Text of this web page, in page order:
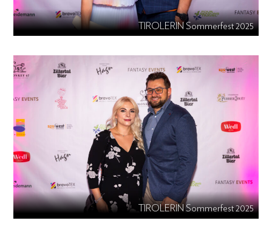
TIROLERIN Sommerfest 2025
TIROLERIN Sommerfest 2025